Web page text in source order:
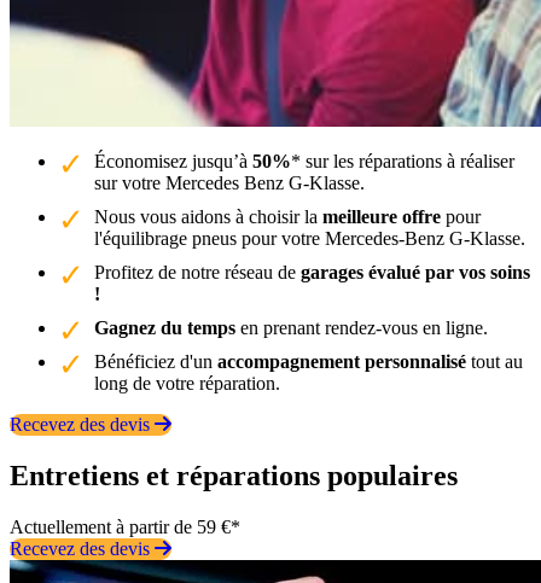
Économisez jusqu’à 50%* sur les réparations à réaliser
sur votre Mercedes Benz G-Klasse.
Nous vous aidons à choisir la meilleure offre pour
l'équilibrage pneus pour votre Mercedes-Benz G-Klasse.
Profitez de notre réseau de garages évalué par vos soins
!
Gagnez du temps en prenant rendez-vous en ligne.
Bénéficiez d'un accompagnement personnalisé tout au
long de votre réparation.
Recevez des devis
Entretiens et réparations populaires
Actuellement à partir de 59 €*
Recevez des devis